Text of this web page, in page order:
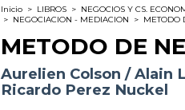
Inicio > LIBROS > NEGOCIOS Y CS.
> NEGOCIACION - MEDIACION > METODO
METODO DE
Aurelien Colson / Alain
Ricardo Perez Nuckel